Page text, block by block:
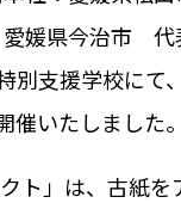
媛県今治市 代
別支援学校にて
催いたしました。
ト」は、古紙